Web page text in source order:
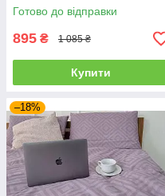
Готово до відправки
895 ₴ 1 085 ₴
Купити
–18%